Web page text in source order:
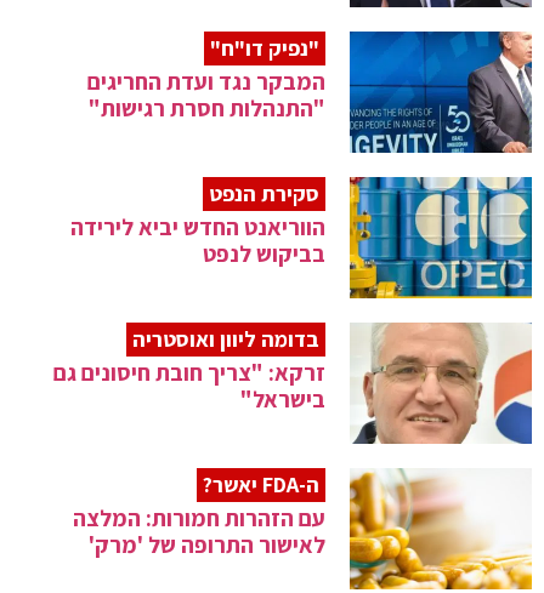
"נפיק דו"ח"
המבקר נגד ועדת החריגים
"התנהלות חסרת רגישות"
סקירת הנפט
הווריאנט החדש יביא לירידה
בביקוש לנפט
בדומה ליוון ואוסטריה
זרקא: "צריך חובת חיסונים גם
בישראל"
ה-FDA יאשר?
עם הזהרות חמורות: המלצה
לאישור התרופה של 'מרק'